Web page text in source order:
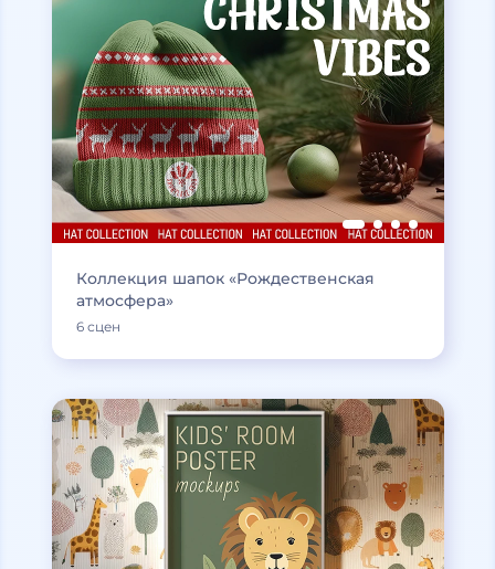
Коллекция шапок «Рождественская
атмосфера»
6 сцен